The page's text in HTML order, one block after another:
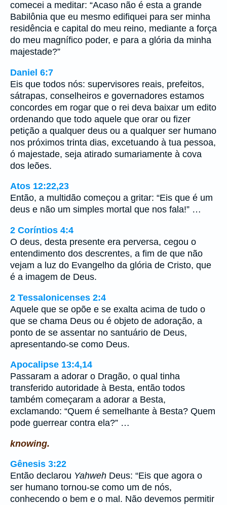
comecei a meditar: “Acaso não é esta a grande
Babilônia que eu mesmo edifiquei para ser minha
residência e capital do meu reino, mediante a força
do meu magnífico poder, e para a glória da minha
majestade?”
Daniel 6:7
Eis que todos nós: supervisores reais, prefeitos,
sátrapas, conselheiros e governadores estamos
concordes em rogar que o rei deva baixar um edito
ordenando que todo aquele que orar ou fizer
petição a qualquer deus ou a qualquer ser humano
nos próximos trinta dias, excetuando à tua pessoa,
ó majestade, seja atirado sumariamente à cova
dos leões.
Atos 12:22,23
Então, a multidão começou a gritar: “Eis que é um
deus e não um simples mortal que nos fala!” …
2 Coríntios 4:4
O deus, desta presente era perversa, cegou o
entendimento dos descrentes, a fim de que não
vejam a luz do Evangelho da glória de Cristo, que
é a imagem de Deus.
2 Tessalonicenses 2:4
Aquele que se opõe e se exalta acima de tudo o
que se chama Deus ou é objeto de adoração, a
ponto de se assentar no santuário de Deus,
apresentando-se como Deus.
Apocalipse 13:4,14
Passaram a adorar o Dragão, o qual tinha
transferido autoridade à Besta, então todos
também começaram a adorar a Besta,
exclamando: “Quem é semelhante à Besta? Quem
pode guerrear contra ela?” …
knowing.
Gênesis 3:22
Então declarou Yahweh Deus: “Eis que agora o
ser humano tornou-se como um de nós,
conhecendo o bem e o mal. Não devemos permitir